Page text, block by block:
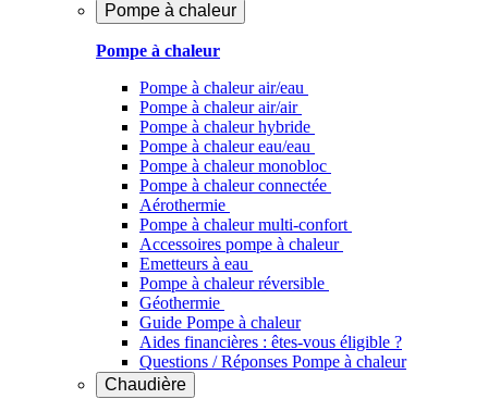
Pompe à chaleur
Pompe à chaleur
Pompe à chaleur air/eau
Pompe à chaleur air/air
Pompe à chaleur hybride
Pompe à chaleur​ eau/eau
Pompe à chaleur monobloc
Pompe à chaleur connectée
Aérothermie
Pompe à chaleur multi-confort
Accessoires pompe à chaleur
Emetteurs à eau
Pompe à chaleur réversible
Géothermie
Guide Pompe à chaleur
Aides financières : êtes-vous éligible ?
Questions / Réponses Pompe à chaleur
Chaudière